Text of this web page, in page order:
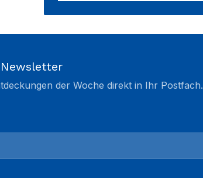
der Woche direkt in Ihr Postfach.